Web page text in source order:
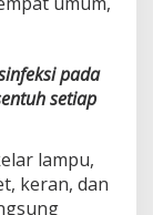
pada
setiap
lampu,
keran, dan